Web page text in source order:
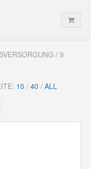
/ 9
10 / 40 / ALL